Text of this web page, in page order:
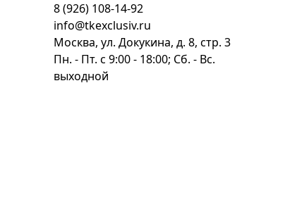
8 (926) 108-14-92
info@tkexclusiv.ru
Москва, ул. Докукина, д. 8, стр. 3
Пн. - Пт. c 9:00 - 18:00; Сб. - Вс.
выходной